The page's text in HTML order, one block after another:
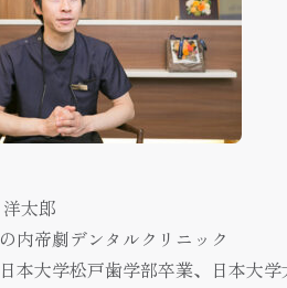
太郎
内帝劇デンタルクリニック
本大学松戸歯学部卒業、日本大